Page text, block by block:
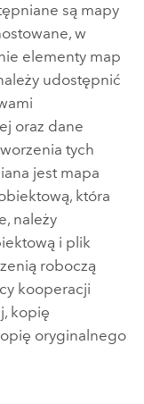
są mapy
w
elementy map
udostępnić
oraz dane
tych
jest mapa
która
należy
i plik
roboczą
kooperacji
kopię
oryginalnego